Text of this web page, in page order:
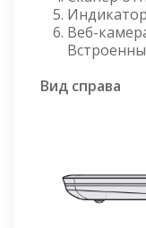
Веб-
Вид справа